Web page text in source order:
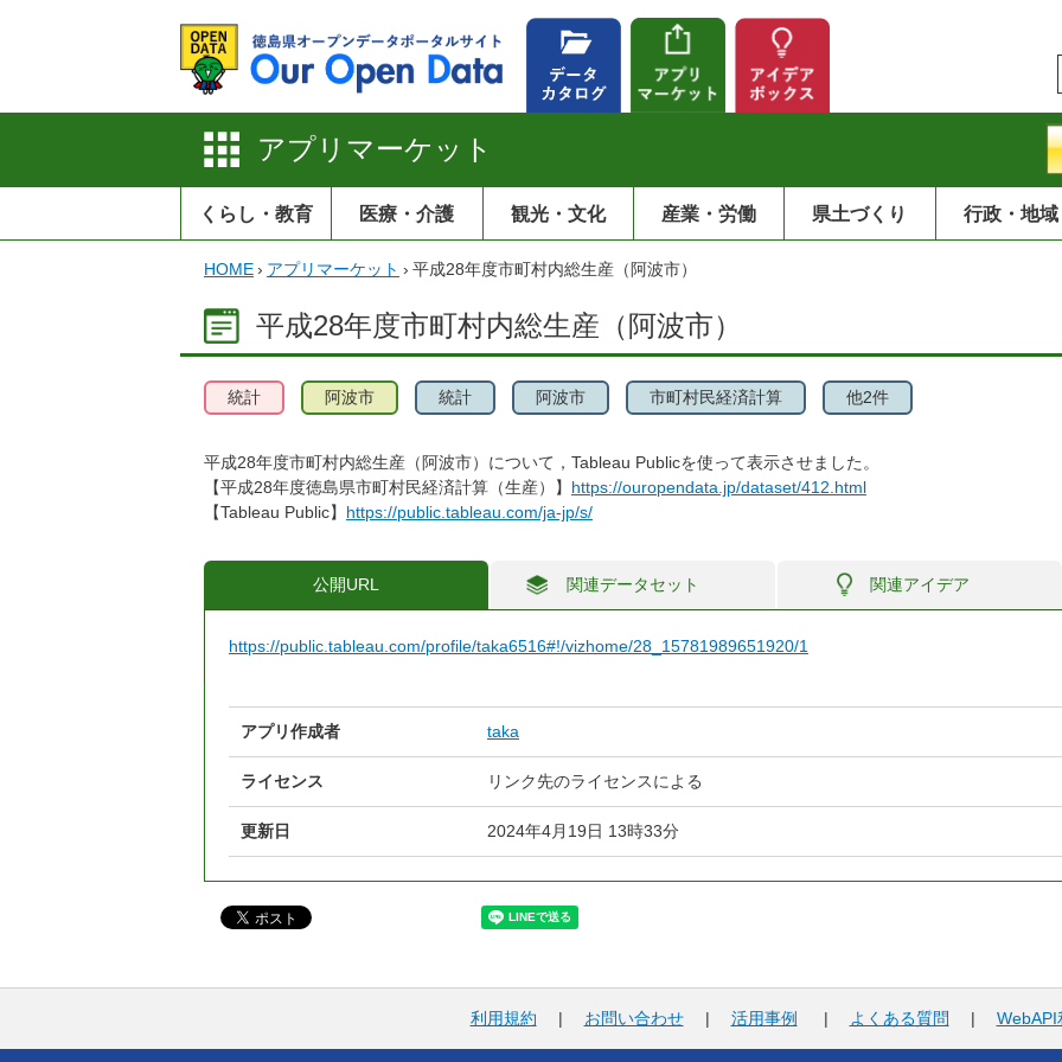
アプリマーケット
くらし・教育 医療・介護 観光・文化 産業・労働 県土づくり 行政・地域
HOME› アプリマーケット › 平成28年度市町村内総生産（阿波市）
平成28年度市町村内総生産（阿波市）
統計 阿波市 統計 阿波市 市町村民経済計算 他2件
平成28年度市町村内総生産（阿波市）について，Tableau Publicを使って表示させました。
【平成28年度徳島県市町村民経済計算（生産）】 https://ouropendata.jp/dataset/412.html
【Tableau Public】 https://public.tableau.com/ja-jp/s/
公開URL 関連データセット 関連アイデア
https://public.tableau.com/profile/taka6516#!/vizhome/28_15781989651920/1
アプリ作成者 taka
ライセンス リンク先のライセンスによる
更新日 2024年4月19日 13時33分
利用規約 | お問い合わせ| 活用事例 | よくある質問 | WebAPI